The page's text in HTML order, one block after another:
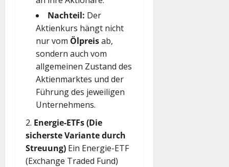
Nachteil: Der
Aktienkurs hängt nicht
nur vom Ölpreisab,
sondern auch vom
allgemeinen Zustand des
Aktienmarktes und der
Führung des jeweiligen
Unternehmens.
Energie-ETFs (Die
sicherste Variante durch
Streuung) Ein Energie-ETF
(Exchange Traded Fund)